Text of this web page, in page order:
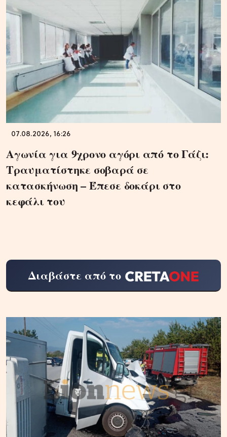
07.08.2026, 16:26
Αγωνία για 9χρονο αγόρι από το Γάζι:
Τραυματίστηκε σοβαρά σε
κατασκήνωση – Έπεσε δοκάρι στο
κεφάλι του
Διαβάστε από το